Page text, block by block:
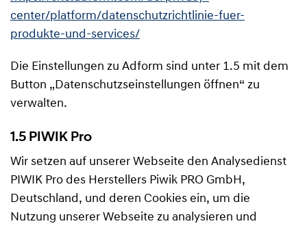
center/platform/datenschutzrichtlinie-fuer-
produkte-und-services/
Die Einstellungen zu Adform sind unter 1.5 mit dem
Button „Datenschutzseinstellungen öffnen“ zu
verwalten.
1.5 PIWIK Pro
Wir setzen auf unserer Webseite den Analysedienst
PIWIK Pro des Herstellers Piwik PRO GmbH,
Deutschland, und deren Cookies ein, um die
Nutzung unserer Webseite zu analysieren und